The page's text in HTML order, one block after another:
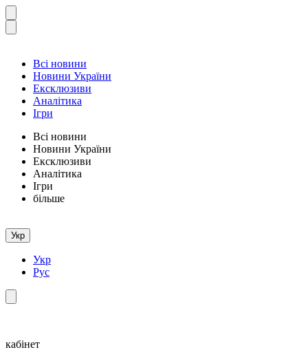
Всі новини
Новини України
Ексклюзиви
Аналітика
Ігри
Всі новини
Новини України
Ексклюзиви
Аналітика
Ігри
більше
Укр
Укр
Рус
кабінет